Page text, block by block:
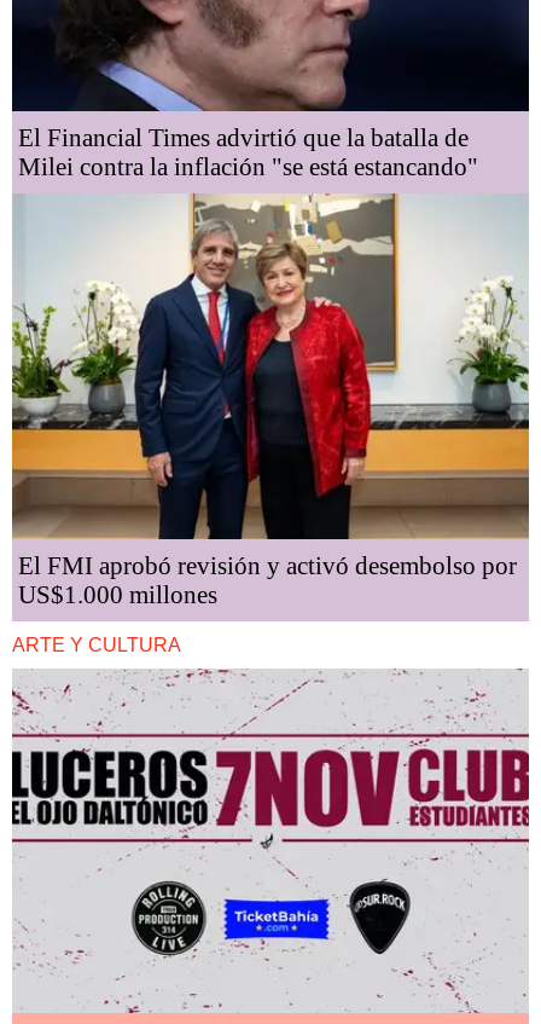
El Financial Times advirtió que la batalla de
Milei contra la inflación "se está estancando"
El FMI aprobó revisión y activó desembolso por
US$1.000 millones
ARTE Y CULTURA